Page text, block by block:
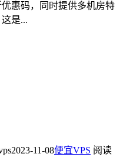
惠码，同时提供多机房特
是...
2023-11-08便宜VPS 阅读